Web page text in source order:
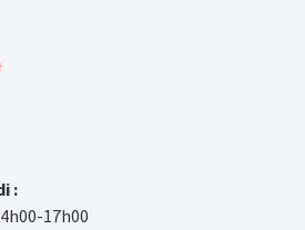
:
17h00